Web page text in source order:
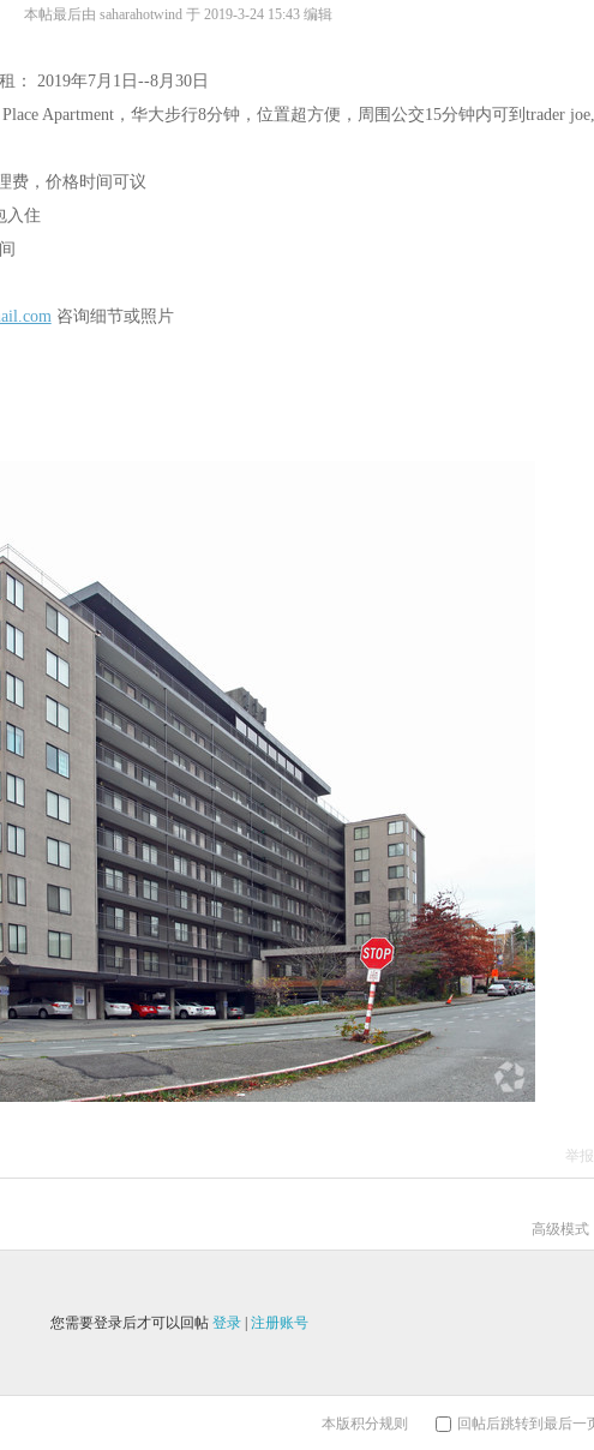
本帖最后由 saharahotwind 于 2019-3-24 15:43 编辑
： 2019年7月1日--8月30日
Apartment，华大步行8分钟，位置超方便，周围公交15分钟内可到trader joe,
费，价格时间可议
入住
咨询细节或照片
举报
高级模式
您需要登录后才可以回帖 登录| 注册账号
本版积分规则 回帖后跳转到最后一